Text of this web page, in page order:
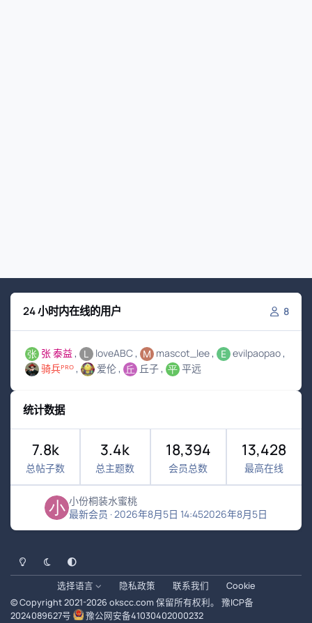
24 小时内在线的用户 8
张 泰益 loveABC mascot_lee
evilpaopao
骑兵ᴾᴿᴼ
爱伦 丘子 平远
统计数据
7.8k
总帖子数
3.4k
总主题数
18,394
会员总数
13,428
最高在线
小份桐装水蜜桃
最新会员 ·2026年8月5日 14:452026年8月5日
浅色模式黑暗模式系统偏好
选择语言 隐私政策 联系我们
Cookie
© Copyright 2021-2026 okscc.com 保留所有权利。 豫ICP备
2024089627号
豫公网安备41030402000232